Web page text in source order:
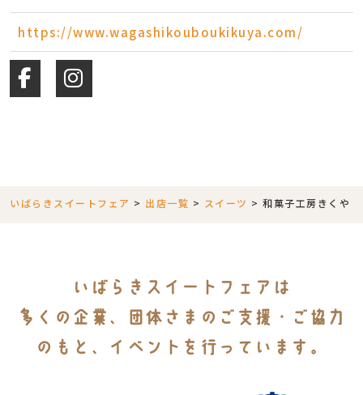
https://www.wagashikouboukikuya.com/
いばらきスイートフェア > 出店一覧 > スイーツ > 和菓子工房きくや
いばらきスイートフェアは
多くの企業、団体さまのご支援・ご協力
のもと、イベントを行っています。